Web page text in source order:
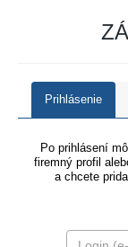
Prihlásenie
Po prihlásení
firemný profil
a chcete